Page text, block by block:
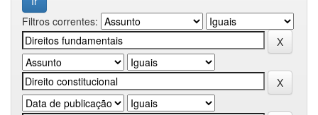
Filtros correntes: